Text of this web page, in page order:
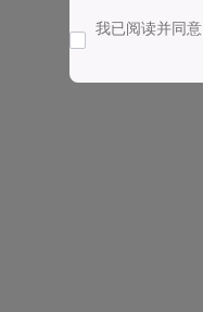
我已阅读并同意